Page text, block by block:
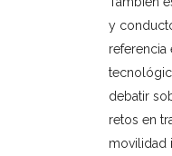
y
referencia
debatir
retos en
movilidad